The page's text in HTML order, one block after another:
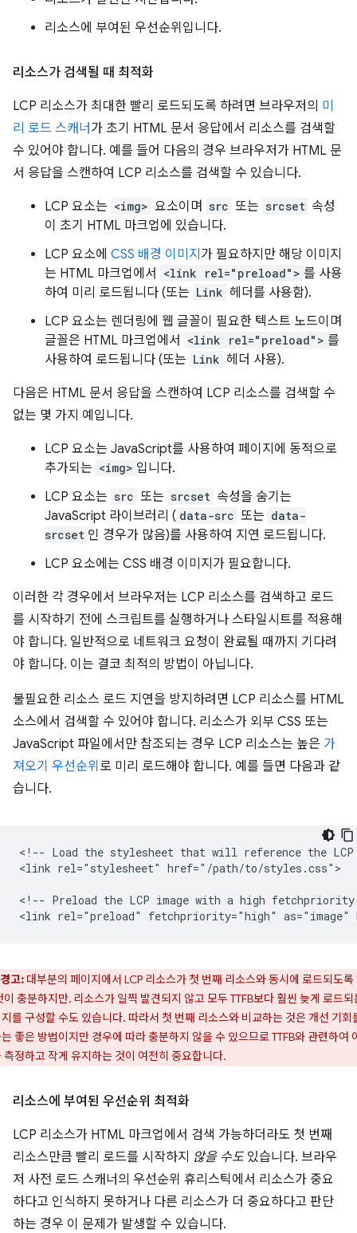
리소스에 부여된 우선순위입니다.
리소스가 검색될 때 최적화
LCP 리소스가 최대한 빨리 로드되도록 하려면 브라우저의 미
리 로드 스캐너가 초기 HTML 문서 응답에서 리소스를 검색할
수 있어야 합니다. 예를 들어 다음의 경우 브라우저가 HTML 문
서 응답을 스캔하여 LCP 리소스를 검색할 수 있습니다.
LCP 요소는 <img> 요소이며 src 또는 srcset 속성
이 초기 HTML 마크업에 있습니다.
LCP 요소에 CSS 배경 이미지 가 필요하지만 해당 이미지
는 HTML 마크업에서
<link rel="preload"> 를 사용
하여 미리 로드됩니다 (또는 Link 헤더를 사용함).
LCP 요소는 렌더링에 웹 글꼴이 필요한 텍스트 노드이며
글꼴은 HTML 마크업에서
<link rel="preload"> 를
사용하여 로드됩니다 (또는 Link 헤더 사용).
다음은 HTML 문서 응답을 스캔하여 LCP 리소스를 검색할 수
없는 몇 가지 예입니다.
LCP 요소는 JavaScript를 사용하여 페이지에 동적으로
추가되는 <img> 입니다.
LCP 요소는 src 또는 srcset 속성을 숨기는
JavaScript 라이브러리 ( data-src 또는 data-
srcset 인 경우가 많음)를 사용하여 지연 로드됩니다.
LCP 요소에는 CSS 배경 이미지가 필요합니다.
이러한 각 경우에서 브라우저는 LCP 리소스를 검색하고 로드
를 시작하기 전에 스크립트를 실행하거나 스타일시트를 적용해
야 합니다. 일반적으로 네트워크 요청이 완료될 때까지 기다려
야 합니다. 이는 결코 최적의 방법이 아닙니다.
불필요한 리소스 로드 지연을 방지하려면 LCP 리소스를 HTML
소스에서 검색할 수 있어야 합니다. 리소스가 외부 CSS 또는
JavaScript 파일에서만 참조되는 경우 LCP 리소스는 높은 가
져오기 우선순위 로 미리 로드해야 합니다. 예를 들면 다음과 같
습니다.
<!-- Load the stylesheet that will reference the
<link rel="stylesheet" href="/path/to/styles.css">
<!-- Preload the LCP image with a high
경고: 대부분의 페이지에서 LCP 리소스가 첫 번째 리소스와 동시에 로드되도록
이 충분하지만, 리소스가 일찍 발견되지 않고 모두 TTFB보다 훨씬 늦게 로드되
를 구성할 수도 있습니다. 따라서 첫 번째 리소스와 비교하는 것은 개선 기회
좋은 방법이지만 경우에 따라 충분하지 않을 수 있으므로 TTFB와 관련하여
측정하고 작게 유지하는 것이 여전히 중요합니다.
리소스에 부여된 우선순위 최적화
LCP 리소스가 HTML 마크업에서 검색 가능하더라도 첫 번째
리소스만큼 빨리 로드를 시작하지 않을 수도있습니다. 브라우
저 사전 로드 스캐너의 우선순위 휴리스틱에서 리소스가 중요
하다고 인식하지 못하거나 다른 리소스가 더 중요하다고 판단
하는 경우 이 문제가 발생할 수 있습니다.